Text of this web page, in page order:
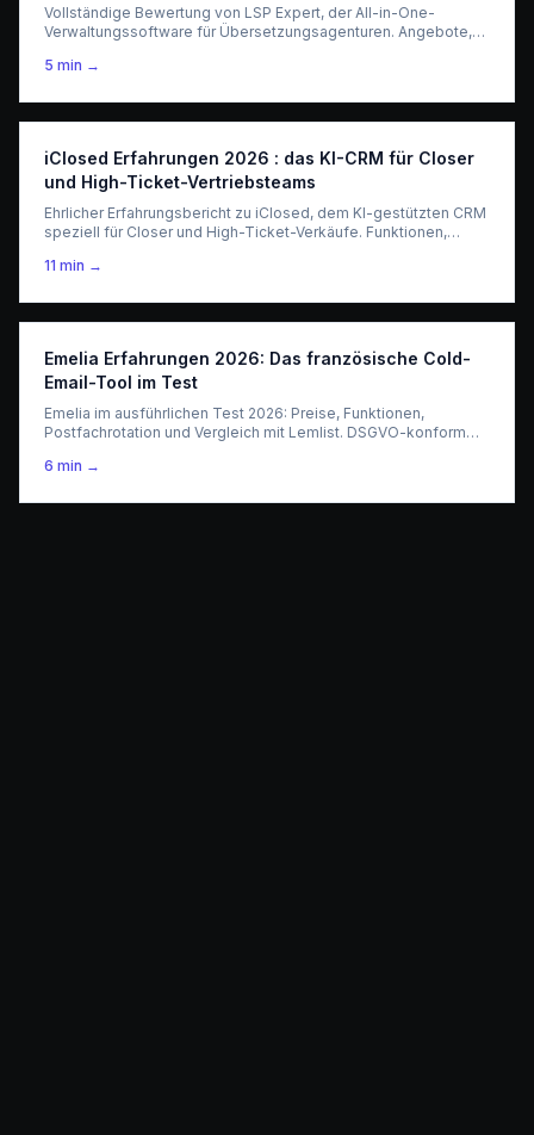
Vollständige Bewertung von LSP Expert, der All-in-One-
Verwaltungssoftware für Übersetzungsagenturen. Angebote,
LSPs taugt.
5 min →
iClosed Erfahrungen 2026 : das KI-CRM für Closer
und High-Ticket-Vertriebsteams
Ehrlicher Erfahrungsbericht zu iClosed, dem KI-gestützten CRM
speziell für Closer und High-Ticket-Verkäufe. Funktionen,
Hinweise für den deutschsprachigen Markt.
11 min →
Emelia Erfahrungen 2026: Das französische Cold-
Email-Tool im Test
Emelia im ausführlichen Test 2026: Preise, Funktionen,
Postfachrotation und Vergleich mit Lemlist. DSGVO-konform
6 min →